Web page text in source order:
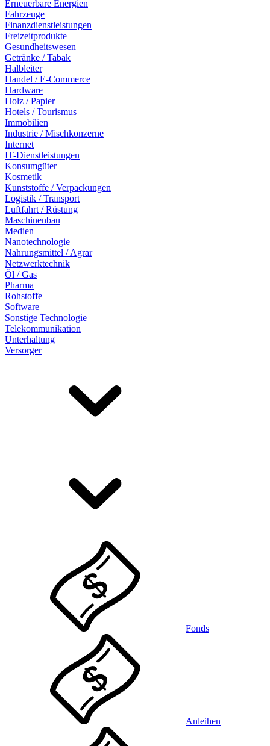
Erneuerbare Energien
Fahrzeuge
Finanzdienstleistungen
Freizeitprodukte
Gesundheitswesen
Getränke / Tabak
Halbleiter
Handel / E-Commerce
Hardware
Holz / Papier
Hotels / Tourismus
Immobilien
Industrie / Mischkonzerne
Internet
IT-Dienstleistungen
Konsumgüter
Kosmetik
Kunststoffe / Verpackungen
Logistik / Transport
Luftfahrt / Rüstung
Maschinenbau
Medien
Nanotechnologie
Nahrungsmittel / Agrar
Netzwerktechnik
Öl / Gas
Pharma
Rohstoffe
Software
Sonstige Technologie
Telekommunikation
Unterhaltung
Versorger
Fonds
Anleihen